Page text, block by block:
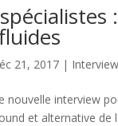
21, 2017 |
nouvelle interview
et alternative de